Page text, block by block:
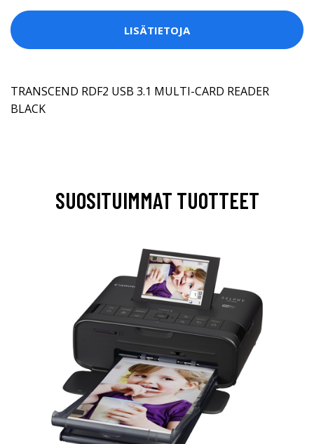
LISÄTIETOJA
TRANSCEND RDF2 USB 3.1 MULTI-CARD READER
BLACK
SUOSITUIMMAT TUOTTEET